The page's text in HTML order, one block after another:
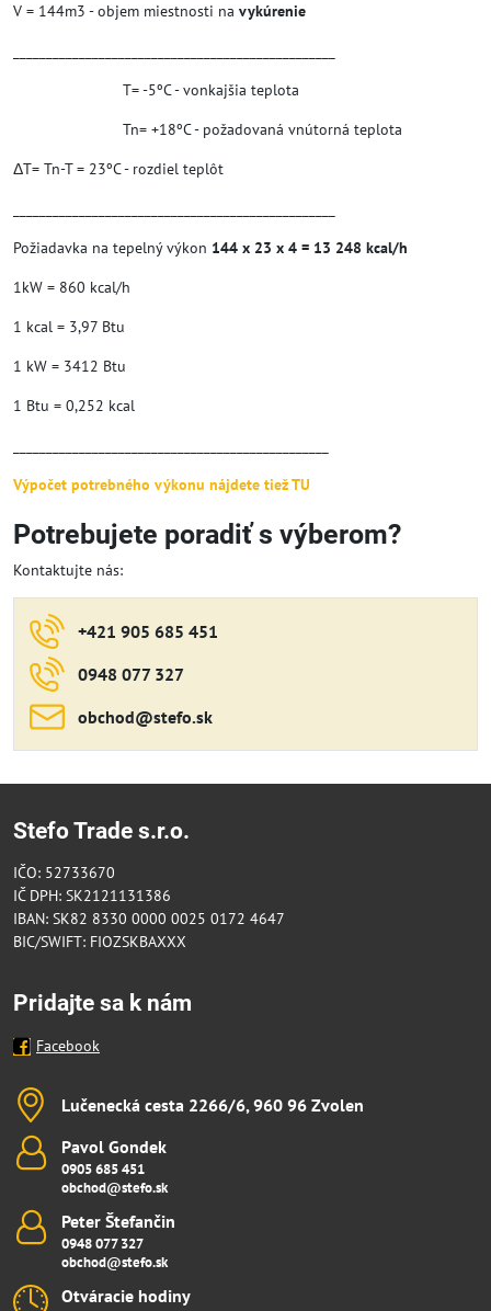
V = 144m3 - objem miestnosti na vykúrenie
T= -5ºC - vonkajšia teplota
Tn= +18ºC - požadovaná vnútorná teplota
ΔT= Tn-T = 23ºC - rozdiel teplôt
Požiadavka na tepelný výkon 144 x 23 x 4 = 13 248 kcal/h
1kW = 860 kcal/h
1 kcal = 3,97 Btu
1 kW = 3412 Btu
1 Btu = 0,252 kcal
Výpočet potrebného výkonu nájdete tiež TU
Potrebujete poradiť s výberom?
Kontaktujte nás:
+421 905 685 451
0948 077 327
obchod​@stefo​.sk
Stefo Trade s.r.o.
IČO: 52733670
IČ DPH: SK2121131386
IBAN: SK82 8330 0000 0025 0172 4647
BIC/SWIFT: FIOZSKBAXXX
Pridajte sa k nám
Facebook
Lučenecká cesta 2266/6, 960 96 Zvolen
Pavol Gondek
0905 685 451
obchod@stefo.sk
Peter Štefančin
0948 077 327
obchod@stefo.sk
Otváracie hodiny